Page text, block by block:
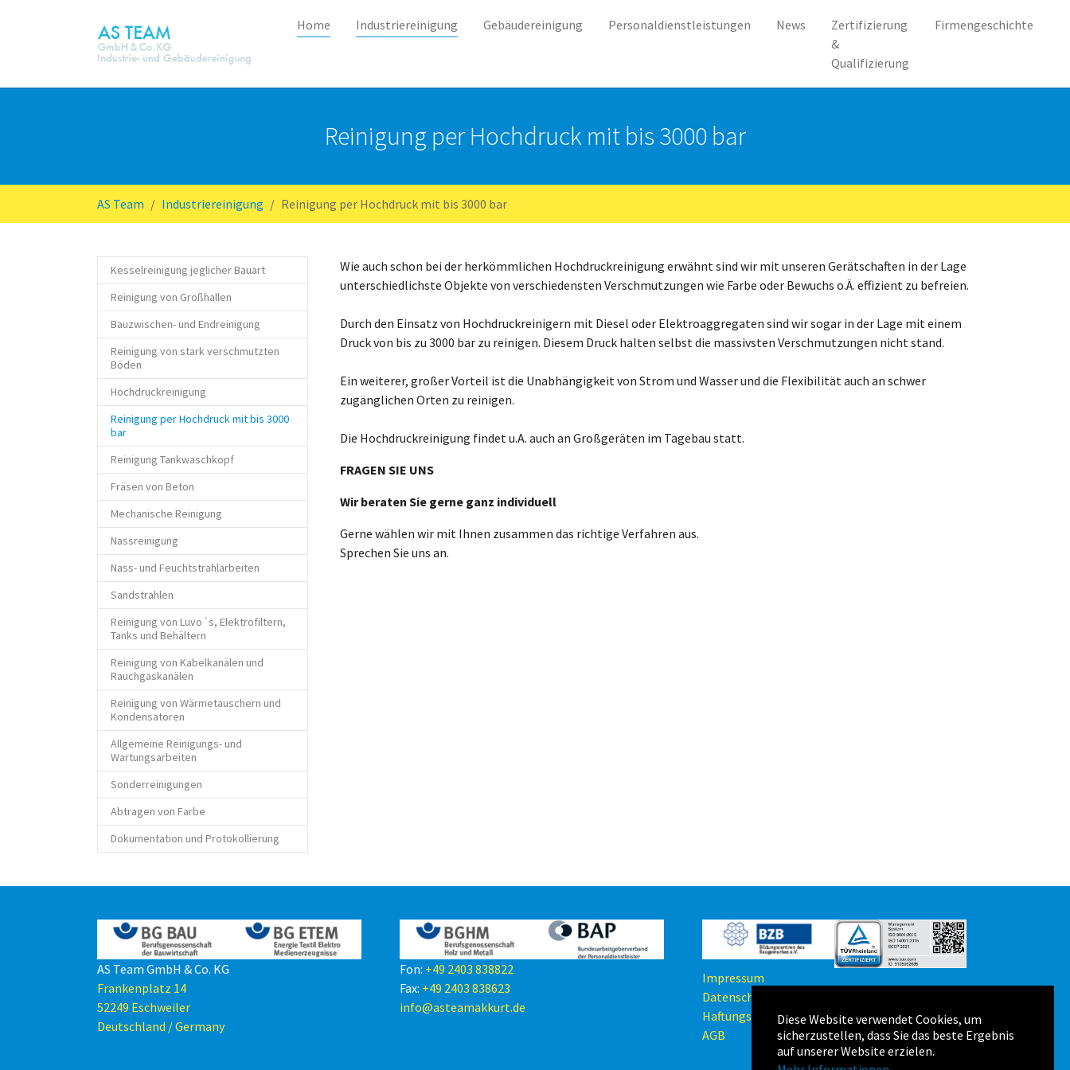
Diese Website verwendet Cookies, um
sicherzustellen, dass Sie das beste Ergebnis
auf unserer Website erzielen.
Home Industriereinigung Gebäudereinigung Personaldienstleistungen News
Zertifizierung
&
Qualifizierung
Firmengeschichte
Reinigung per Hochdruck mit bis 3000 bar
AS Team Industriereinigung Reinigung per Hochdruck mit bis 3000 bar
Kesselreinigung jeglicher Bauart
Reinigung von Großhallen
Bauzwischen- und Endreinigung
Reinigung von stark verschmutzten
Böden
Hochdruckreinigung
Reinigung per Hochdruck mit bis 3000
bar(current)
Reinigung Tankwaschkopf
Fräsen von Beton
Mechanische Reinigung
Nassreinigung
Nass- und Feuchtstrahlarbeiten
Sandstrahlen
Reinigung von Luvo´s, Elektrofiltern,
Tanks und Behältern
Reinigung von Kabelkanälen und
Rauchgaskanälen
Reinigung von Wärmetauschern und
Kondensatoren
Allgemeine Reinigungs- und
Wartungsarbeiten
Sonderreinigungen
Abtragen von Farbe
Dokumentation und Protokollierung
Wie auch schon bei der herkömmlichen Hochdruckreinigung erwähnt sind wir mit unseren Gerätschaften in der Lage
unterschiedlichste Objekte von verschiedensten Verschmutzungen wie Farbe oder Bewuchs o.Ä. effizient zu befreien.
Durch den Einsatz von Hochdruckreinigern mit Diesel oder Elektroaggregaten sind wir sogar in der Lage mit einem
Druck von bis zu 3000 bar zu reinigen. Diesem Druck halten selbst die massivsten Verschmutzungen nicht stand.
Ein weiterer, großer Vorteil ist die Unabhängigkeit von Strom und Wasser und die Flexibilität auch an schwer
zugänglichen Orten zu reinigen.
Die Hochdruckreinigung findet u.A. auch an Großgeräten im Tagebau statt.
FRAGEN SIE UNS
Wir beraten Sie gerne ganz individuell
Gerne wählen wir mit Ihnen zusammen das richtige Verfahren aus.
Sprechen Sie uns an.
AS Team GmbH & Co. KG
Frankenplatz 14
52249 Eschweiler
Deutschland / Germany
Fon: +49 2403 838822
Fax: +49 2403 838623
info@asteamakkurt.de
Impressum
Datenschutzerklärung
Haftungsausschluss
AGB